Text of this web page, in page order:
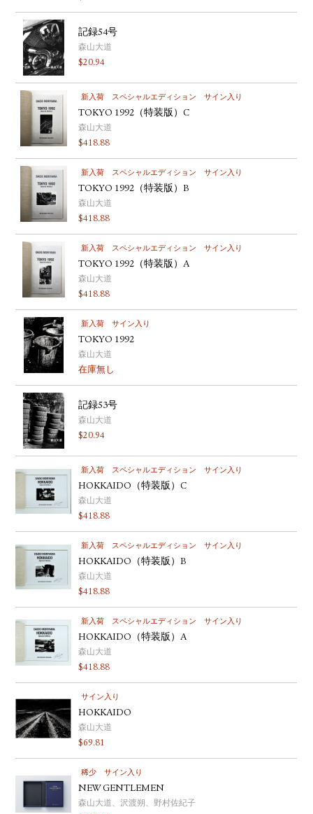
記録54号
森山大道
$20.94
新入荷 スペシャルエディション サイン入り
TOKYO 1992（特装版）C
森山大道
$418.88
新入荷 スペシャルエディション サイン入り
TOKYO 1992（特装版）B
森山大道
$418.88
新入荷 スペシャルエディション サイン入り
TOKYO 1992（特装版）A
森山大道
$418.88
新入荷 サイン入り
TOKYO 1992
森山大道
在庫無し
記録53号
森山大道
$20.94
新入荷 スペシャルエディション サイン入り
HOKKAIDO（特装版）C
森山大道
$418.88
新入荷 スペシャルエディション サイン入り
HOKKAIDO（特装版）B
森山大道
$418.88
新入荷 スペシャルエディション サイン入り
HOKKAIDO（特装版）A
森山大道
$418.88
サイン入り
HOKKAIDO
森山大道
$69.81
稀少 サイン入り
NEW GENTLEMEN
森山大道、沢渡朔、野村佐紀子